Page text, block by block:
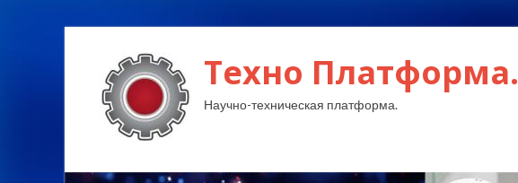
Техно Платформа.
Научно-техническая платформа.